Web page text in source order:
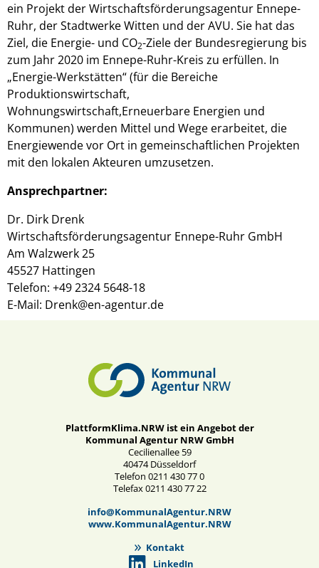
ein Projekt der Wirtschaftsförderungsagentur Ennepe-
Ruhr, der Stadtwerke Witten und der AVU. Sie hat das
Ziel, die Energie- und CO2-Ziele der Bundesregierung bis
zum Jahr 2020 im Ennepe-Ruhr-Kreis zu erfüllen. In
„Energie-Werkstätten“ (für die Bereiche
Produktionswirtschaft,
Wohnungswirtschaft,Erneuerbare Energien und
Kommunen) werden Mittel und Wege erarbeitet, die
Energiewende vor Ort in gemeinschaftlichen Projekten
mit den lokalen Akteuren umzusetzen.
Ansprechpartner:
Dr. Dirk Drenk
Wirtschaftsförderungsagentur Ennepe-Ruhr GmbH
Am Walzwerk 25
45527 Hattingen
Telefon: +49 2324 5648-18
E-Mail: Drenk@en-agentur.de
PlattformKlima.NRW ist ein Angebot der
Kommunal Agentur NRW GmbH
Cecilienallee 59
40474 Düsseldorf
Telefon 0211 430 77 0
Telefax 0211 430 77 22
info@KommunalAgentur.NRW
www.KommunalAgentur.NRW
Kontakt
LinkedIn